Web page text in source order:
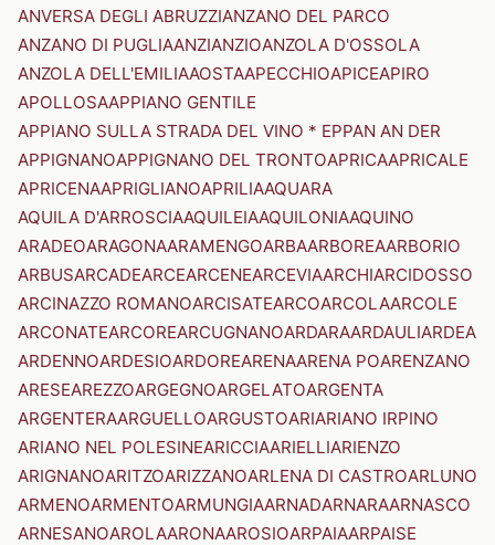
ANVERSA DEGLI ABRUZZIANZANO DEL PARCO
ANZANO DI PUGLIAANZIANZIOANZOLA D'OSSOLA
ANZOLA DELL'EMILIAAOSTAAPECCHIOAPICEAPIRO
APOLLOSAAPPIANO GENTILE
APPIANO SULLA STRADA DEL VINO * EPPAN AN DER
APPIGNANOAPPIGNANO DEL TRONTOAPRICAAPRICALE
APRICENAAPRIGLIANOAPRILIAAQUARA
AQUILA D'ARROSCIAAQUILEIAAQUILONIAAQUINO
ARADEOARAGONAARAMENGOARBAARBOREAARBORIO
ARBUSARCADEARCEARCENEARCEVIAARCHIARCIDOSSO
ARCINAZZO ROMANOARCISATEARCOARCOLAARCOLE
ARCONATEARCOREARCUGNANOARDARAARDAULIARDEA
ARDENNOARDESIOARDOREARENAARENA POARENZANO
ARESEAREZZOARGEGNOARGELATOARGENTA
ARGENTERAARGUELLOARGUSTOARIARIANO IRPINO
ARIANO NEL POLESINEARICCIAARIELLIARIENZO
ARIGNANOARITZOARIZZANOARLENA DI CASTROARLUNO
ARMENOARMENTOARMUNGIAARNADARNARAARNASCO
ARNESANOAROLAARONAAROSIOARPAIAARPAISE